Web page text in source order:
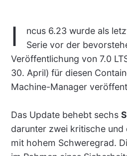
I
ncus 6.23 wurde als
Serie vor der
Veröffentlichung von 7.0
30. April) für diesen
Machine-Manager
Das Update behebt sechs
darunter zwei kritische und
mit hohem Schweregrad.